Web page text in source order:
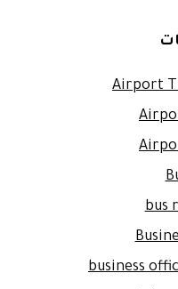
Airport
bus
business